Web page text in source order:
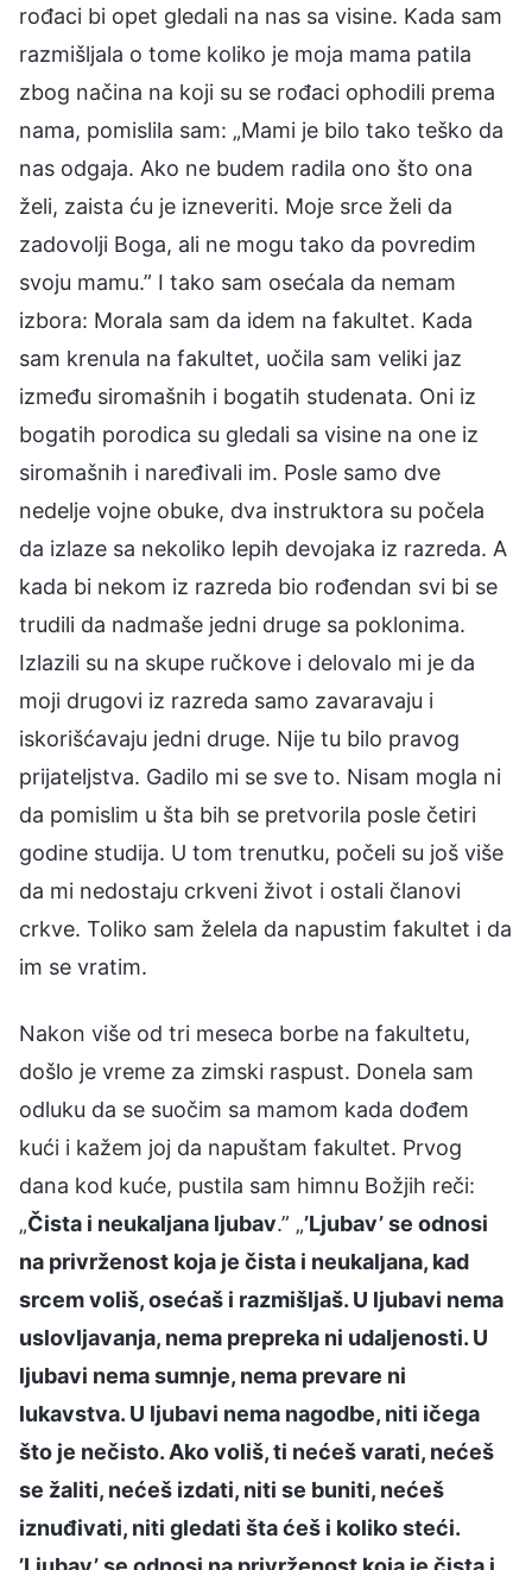
rođaci bi opet gledali na nas sa visine. Kada sam
razmišljala o tome koliko je moja mama patila
zbog načina na koji su se rođaci ophodili prema
nama, pomislila sam: „Mami je bilo tako teško da
nas odgaja. Ako ne budem radila ono što ona
želi, zaista ću je izneveriti. Moje srce želi da
zadovolji Boga, ali ne mogu tako da povredim
svoju mamu.” I tako sam osećala da nemam
izbora: Morala sam da idem na fakultet. Kada
sam krenula na fakultet, uočila sam veliki jaz
između siromašnih i bogatih studenata. Oni iz
bogatih porodica su gledali sa visine na one iz
siromašnih i naređivali im. Posle samo dve
nedelje vojne obuke, dva instruktora su počela
da izlaze sa nekoliko lepih devojaka iz razreda. A
kada bi nekom iz razreda bio rođendan svi bi se
trudili da nadmaše jedni druge sa poklonima.
Izlazili su na skupe ručkove i delovalo mi je da
moji drugovi iz razreda samo zavaravaju i
iskorišćavaju jedni druge. Nije tu bilo pravog
prijateljstva. Gadilo mi se sve to. Nisam mogla ni
da pomislim u šta bih se pretvorila posle četiri
godine studija. U tom trenutku, počeli su još više
da mi nedostaju crkveni život i ostali članovi
crkve. Toliko sam želela da napustim fakultet i da
im se vratim.
Nakon više od tri meseca borbe na fakultetu,
došlo je vreme za zimski raspust. Donela sam
odluku da se suočim sa mamom kada dođem
kući i kažem joj da napuštam fakultet. Prvog
dana kod kuće, pustila sam himnu Božjih reči:
„Čista i neukaljana ljubav.” „’Ljubav’ se odnosi
na privrženost koja je čista i neukaljana, kad
srcem voliš, osećaš i razmišljaš. U ljubavi nema
uslovljavanja, nema prepreka ni udaljenosti. U
ljubavi nema sumnje, nema prevare ni
lukavstva. U ljubavi nema nagodbe, niti ičega
što je nečisto. Ako voliš, ti nećeš varati, nećeš
se žaliti, nećeš izdati, niti se buniti, nećeš
iznuđivati, niti gledati šta ćeš i koliko steći.